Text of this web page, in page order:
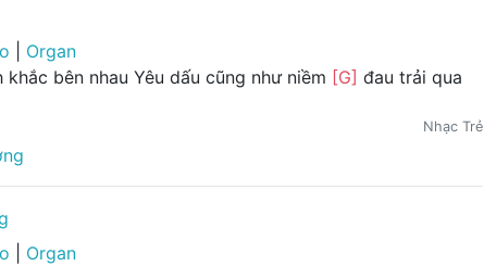
Organ
khắc bên nhau Yêu dấu cũng như niềm [G] đau trải qua
Nhạc Trẻ
Organ